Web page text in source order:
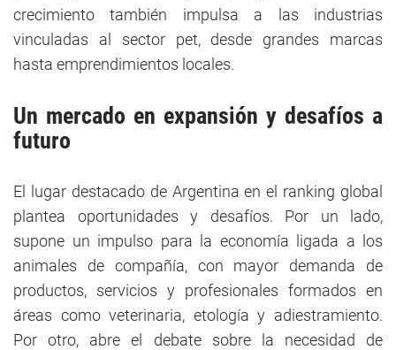
crecimiento también impulsa a las industrias
vinculadas al sector pet, desde grandes marcas
hasta emprendimientos locales.
Un mercado en expansión y desafíos a
futuro
El lugar destacado de Argentina en el ranking global
plantea oportunidades y desafíos. Por un lado,
supone un impulso para la economía ligada a los
animales de compañía, con mayor demanda de
productos, servicios y profesionales formados en
áreas como veterinaria, etología y adiestramiento.
Por otro, abre el debate sobre la necesidad de